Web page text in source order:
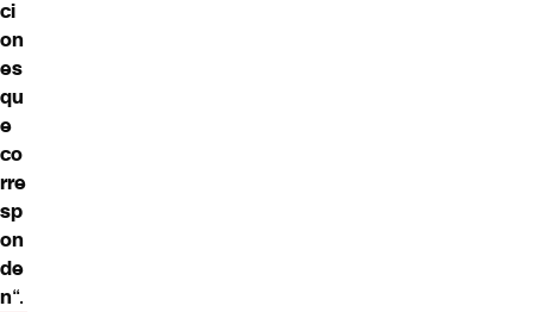
ci
on
es
qu
e
co
rre
sp
on
de
n“.